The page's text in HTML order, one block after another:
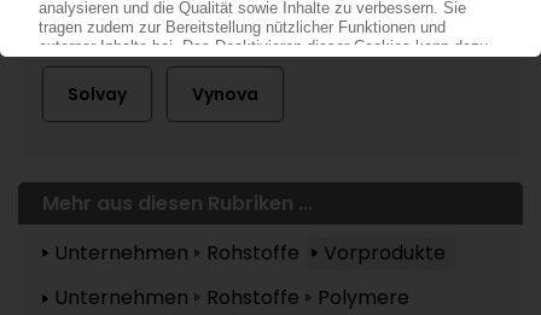
Esseco Ineos Inovyn
Solvay Vynova
Mehr aus diesen Rubriken ...
Unternehmen
Rohstoffe
Vorprodukte
Unternehmen
Rohstoffe
Polymere